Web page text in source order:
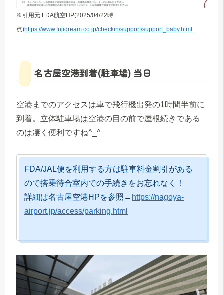
※引用元:FDA航空HP(2025/04/22時
点)https://www.fujidream.co.jp/checkin/support/support_baby.html
名古屋空港到着(駐車場) 当日
空港までのアクセスは車で飛行機出発の1時間半前に
到着。立体駐車場は空港の目の前で屋根続きである
のは凄く便利ですね^_^
FDA/JAL便を利用する方は駐車料金割引がある
ので搭乗待合室内での手続きをお忘れなく！
詳細は名古屋空港HPを参照→ https://nagoya-
airport.jp/access/parking.html